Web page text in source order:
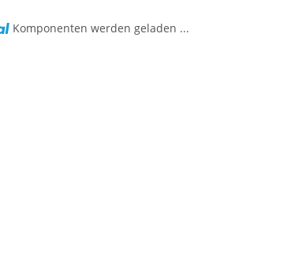
Komponenten werden geladen ...